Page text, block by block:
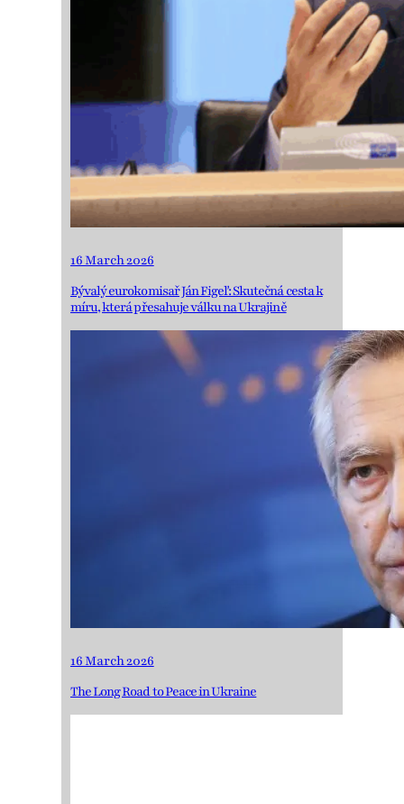
16 March 2026
Bývalý eurokomisař Ján Figeľ: Skutečná cesta k
míru, která přesahuje válku na Ukrajině
16 March 2026
The Long Road to Peace in Ukraine